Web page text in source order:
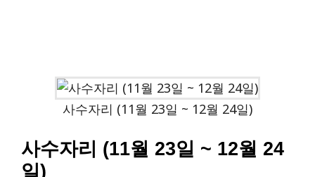
사수자리 (11월 23일 ~ 12월 24일)
사수자리 (11월 23일 ~ 12월 24
일)